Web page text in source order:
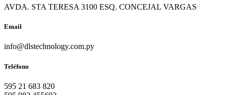
AVDA. STA TERESA 3100 ESQ. CONCEJAL VARGAS
Email
info@dlstechnology.com.py
Teléfono
595 21 683 820